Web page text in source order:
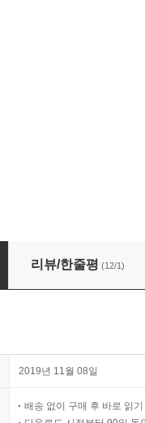
리뷰/한줄평 (12/1)
2019년 11월 08일
배송 없이 구매 후 바로 읽기